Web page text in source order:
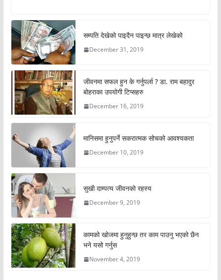
सम्पति देखेको पाइदैन पाइन्छ मात्र लेखेको
December 31, 2019
जीवनमा सफल हुन के गर्नुपर्ला ? डा. राम बहादुर
बोहराका उपयोगी टिप्सहरु
December 16, 2019
मानिसमा हुनुपर्ने सकरात्मक सोचको आवश्यकता
December 10, 2019
सुखी दाम्पत्य जीवनको रहस्य
December 9, 2019
कामको खोजमा हुनुहुन्छ तर काम पाउनु भएको छैन
भने यसो गर्नुस
November 4, 2019